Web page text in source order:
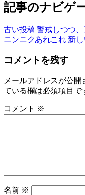
記事のナビゲ
古い投稿 警戒しつつ、
ニンニクあれこれ 新
コメントを残す
メールアドレスが公開
ている欄は必須項目で
コメント ※
名前 ※